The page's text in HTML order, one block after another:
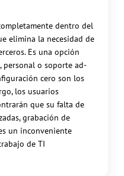
dentro del
elimina la necesidad de
Es una opción
personal o soporte ad-
cero son los
los usuarios
que su falta de
grabación de
un inconveniente
de TI